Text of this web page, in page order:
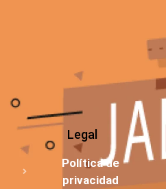
Legal
Política de
privacidad